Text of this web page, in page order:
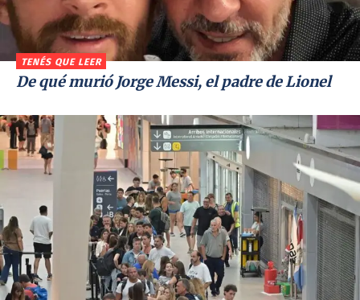
TENÉS QUE LEER
De qué murió Jorge Messi, el padre de Lionel